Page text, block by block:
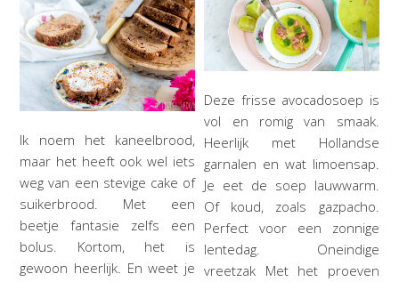
Ik noem het kaneelbrood,
maar het heeft ook wel iets
weg van een stevige cake of
suikerbrood. Met een
beetje fantasie zelfs een
bolus. Kortom, het is
gewoon heerlijk. En weet je
Deze frisse avocadosoep is
vol en romig van smaak.
Heerlijk met Hollandse
garnalen en wat limoensap.
Je eet de soep lauwwarm.
Of koud, zoals gazpacho.
Perfect voor een zonnige
lentedag. Oneindige
vreetzak Met het proeven